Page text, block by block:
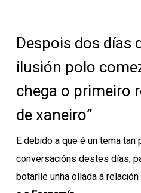
Despois dos días
ilusión polo
chega o primeiro
de xaneiro”
E debido a que é un tema
conversacións destes días,
botarlle unha ollada á